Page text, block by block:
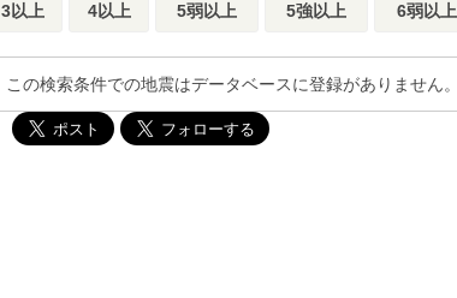
3以上 4以上 5弱以上 5強以上 6弱以上
この検索条件での地震はデータベースに登録がありません。